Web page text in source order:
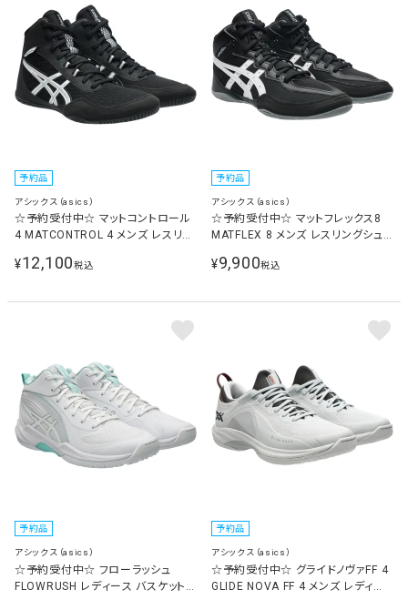
予約品
アシックス（asics）
☆予約受付中☆ マットコントロール
4 MATCONTROL 4 メンズ レスリン
1081A069 001
¥12,100税込
予約品
アシックス（asics）
☆予約受付中☆ マットフレックス8
MATFLEX 8 メンズ レスリングシュ
001
¥9,900税込
予約品
アシックス（asics）
☆予約受付中☆ フローラッシュ
FLOWRUSH レディース バスケット
予約品
アシックス（asics）
☆予約受付中☆ グライドノヴァFF 4
GLIDE NOVA FF 4 メンズ レディー